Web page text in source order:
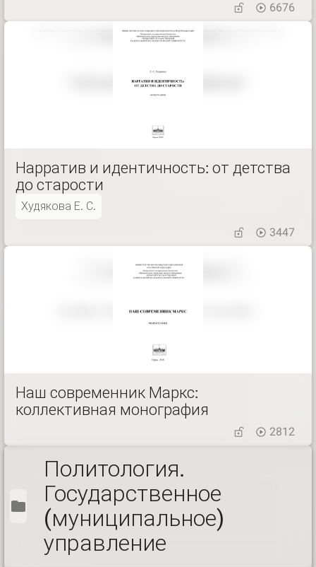
6676
Нарратив и идентичность: от детства
до старости
Худякова Е. С.
3447
Наш современник Маркс:
коллективная монография
2812
Политология.
Государственное
(муниципальное)
управление